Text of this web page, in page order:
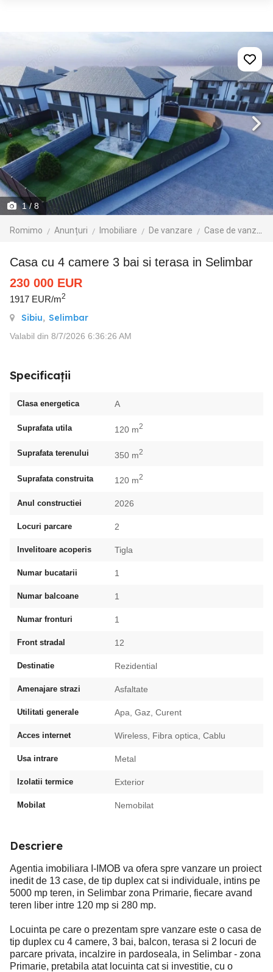
1/ 8
Romimo Anunțuri Imobiliare De vanzare Case de vanzare
Casa cu 4 camere 3 bai si terasa in Selimbar
230 000 EUR
1917 EUR/m2
Sibiu, Selimbar
Valabil din 8/7/2026 6:36:26 AM
Specificații
Clasa energetica A
Suprafata utila 120 m2
Suprafata terenului 350 m2
Suprafata construita 120 m2
Anul constructiei 2026
Locuri parcare 2
Invelitoare acoperis Tigla
Numar bucatarii 1
Numar balcoane 1
Numar fronturi 1
Front stradal 12
Destinatie Rezidential
Amenajare strazi Asfaltate
Utilitati generale Apa, Gaz, Curent
Acces internet Wireless, Fibra optica, Cablu
Usa intrare Metal
Izolatii termice Exterior
Mobilat Nemobilat
Descriere
Agentia imobiliara I-IMOB va ofera spre vanzare un proiect
inedit de 13 case, de tip duplex cat si individuale, intins pe
5000 mp teren, in Selimbar zona Primarie, fiecare avand
teren liber intre 120 mp si 280 mp.
Locuinta pe care o prezentam spre vanzare este o casa de
tip duplex cu 4 camere, 3 bai, balcon, terasa si 2 locuri de
parcare privata, incalzire in pardoseala, in Selimbar - zona
Primarie, pretabila atat locuinta cat si investitie, cu o